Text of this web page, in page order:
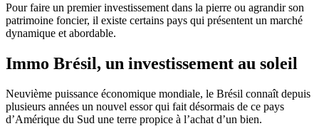
Pour faire un premier investissement dans la pierre ou agrandir son
patrimoine foncier, il existe certains pays qui présentent un marché
dynamique et abordable.
Immo Brésil, un investissement au soleil
Neuvième puissance économique mondiale, le Brésil connaît depuis
plusieurs années un nouvel essor qui fait désormais de ce pays
d’Amérique du Sud une terre propice à l’achat d’un bien.